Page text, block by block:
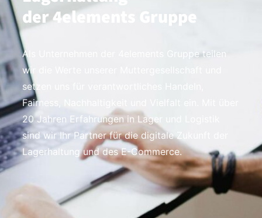
der 4elements Gruppe
Als Unternehmen der 4elements Gruppe teilen
wir die Werte unserer Muttergesellschaft und
setzen uns für verantwortliches Handeln,
Fairness, Nachhaltigkeit und Vielfalt ein. Mit über
20 Jahren Erfahrungen in Lager und Logistik
sind wir Ihr Partner für die digitale Zukunft der
Lagerhaltung und des E-Commerce.